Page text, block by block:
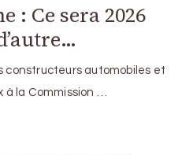
: Ce sera 2026
constructeurs automobiles et
la Commission …